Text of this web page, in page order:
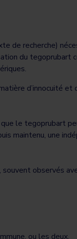
de recherche)
du tegoprubart
d’innocuité et
que le tegoprubart
maintenu, une
observés
ou les deux.